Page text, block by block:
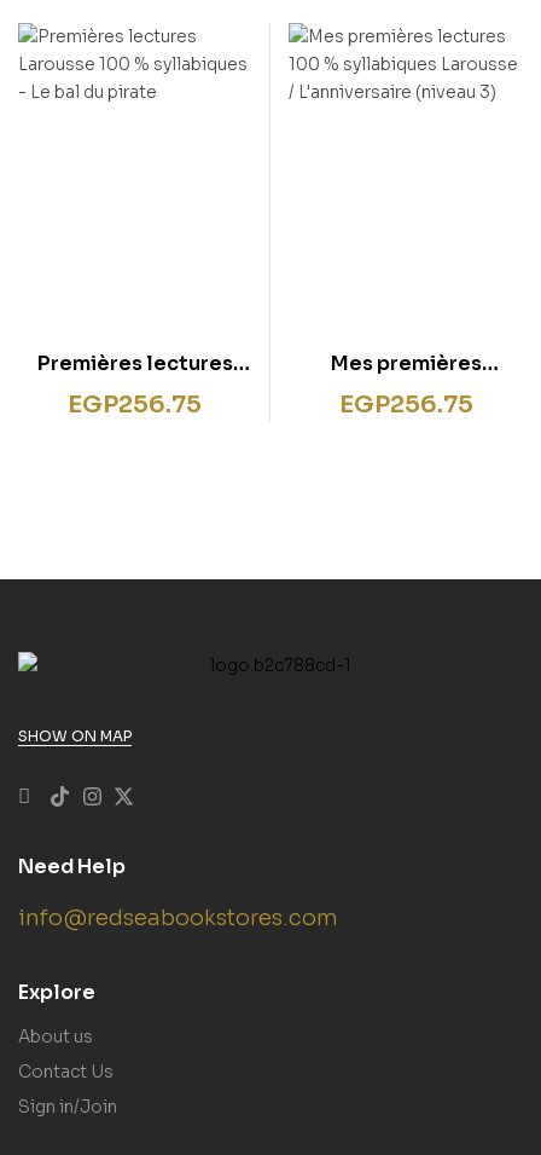
Premières lectures
Larousse 100 %
syllabiques – Le bal du
EGP256.75
Mes premières
lectures 100 %
syllabiques Larousse /
EGP256.75
SHOW ON MAP
Need Help
info@redseabookstores.com
Explore
About us
Contact Us
Sign in/Join